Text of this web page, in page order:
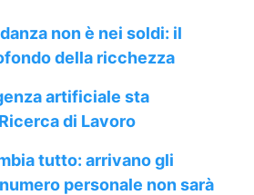
non è nei soldi: il
della ricchezza
artificiale sta
di Lavoro
tutto: arrivano gli
personale non sarà